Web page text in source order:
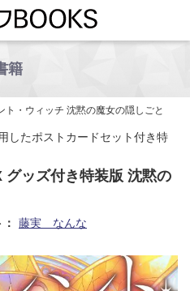
籍
ト・ウィッチ 沈黙の魔女の隠しごと
したポストカードセット付き特
ッズ付き特装版 沈黙の
藤実 なんな